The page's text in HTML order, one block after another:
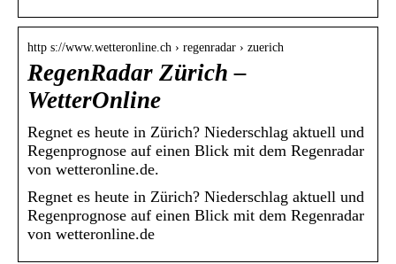
http s://www.wetteronline.ch › regenradar › zuerich
RegenRadar Zürich –
WetterOnline
Regnet es heute in Zürich? Niederschlag aktuell und
Regenprognose auf einen Blick mit dem Regenradar
von wetteronline.de.
Regnet es heute in Zürich? Niederschlag aktuell und
Regenprognose auf einen Blick mit dem Regenradar
von wetteronline.de